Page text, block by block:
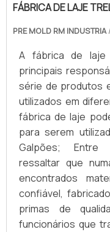
FÁBRICA DE LAJE
PRE MOLD RM INDUSTRIA
A fábrica de laje
principais
série de produtos
utilizados em
fábrica de laje
para serem
Galpões; Entre
ressaltar que
encontrados
confiável,
primas de
funcionários que